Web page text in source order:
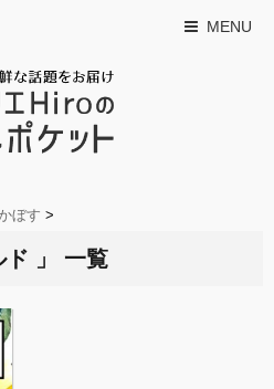
MENU
ぼす >
ド 」 一覧